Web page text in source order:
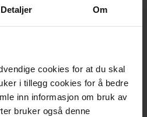
Detaljer Om
cookies for at du skal
i tillegg cookies for å bedre
inn informasjon om bruk av
bruker også denne